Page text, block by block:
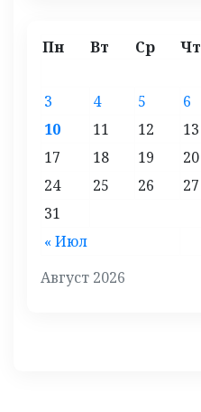
Август 2026
Пн Вт Ср Чт
« Июл
3
4 5 6
10
11 12 13
17
18 19 20
24
25 26 27
31